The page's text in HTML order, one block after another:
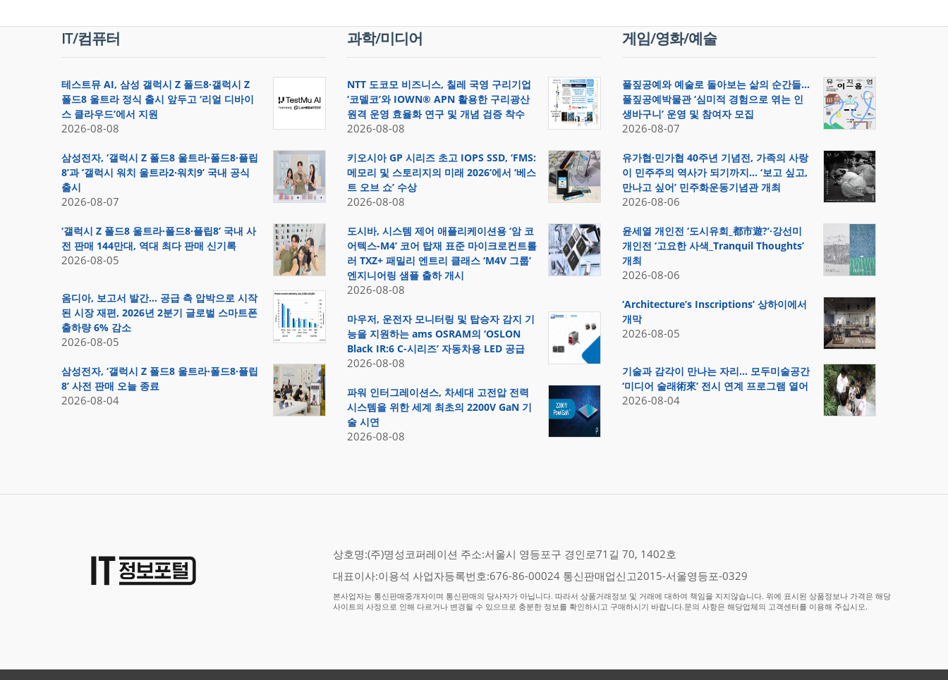
IT/컴퓨터
테스트뮤 AI, 삼성 갤럭시 Z 폴드8·갤럭시 Z
폴드8 울트라 정식 출시 앞두고 ‘리얼 디바이
스 클라우드’에서 지원
2026-08-08
삼성전자, ‘갤럭시 Z 폴드8 울트라·폴드8·플립
8’과 ‘갤럭시 워치 울트라2·워치9’ 국내 공식
출시
2026-08-07
‘갤럭시 Z 폴드8 울트라·폴드8·플립8’ 국내 사
전 판매 144만대, 역대 최다 판매 신기록
2026-08-05
옴디아, 보고서 발간… 공급 측 압박으로 시작
된 시장 재편, 2026년 2분기 글로벌 스마트폰
출하량 6% 감소
2026-08-05
삼성전자, ‘갤럭시 Z 폴드8 울트라·폴드8·플립
8’ 사전 판매 오늘 종료
2026-08-04
과학/미디어
NTT 도코모 비즈니스, 칠레 국영 구리기업
‘코델코’와 IOWN® APN 활용한 구리광산
원격 운영 효율화 연구 및 개념 검증 착수
2026-08-08
키오시아 GP 시리즈 초고 IOPS SSD, ‘FMS:
메모리 및 스토리지의 미래 2026’에서 ‘베스
트 오브 쇼’ 수상
2026-08-08
도시바, 시스템 제어 애플리케이션용 ‘암 코
어텍스-M4’ 코어 탑재 표준 마이크로컨트롤
러 TXZ+ 패밀리 엔트리 클래스 ‘M4V 그룹’
엔지니어링 샘플 출하 개시
2026-08-08
마우저, 운전자 모니터링 및 탑승자 감지 기
능을 지원하는 ams OSRAM의 ‘OSLON
Black IR:6 C-시리즈’ 자동차용 LED 공급
2026-08-08
파워 인터그레이션스, 차세대 고전압 전력
시스템을 위한 세계 최초의 2200V GaN 기
술 시연
2026-08-08
게임/영화/예술
풀짚공예와 예술로 돌아보는 삶의 순간들…
풀짚공예박물관 ‘심미적 경험으로 엮는 인
생바구니’ 운영 및 참여자 모집
2026-08-07
유가협·민가협 40주년 기념전, 가족의 사랑
이 민주주의 역사가 되기까지… ‘보고 싶고,
만나고 싶어’ 민주화운동기념관 개최
2026-08-06
윤세열 개인전 ‘도시유희_都市遊?’·강선미
개인전 ‘고요한 사색_Tranquil Thoughts’
개최
2026-08-06
‘Architecture’s Inscriptions’ 상하이에서
개막
2026-08-05
기술과 감각이 만나는 자리… 모두미술공간
‘미디어 술래術來’ 전시 연계 프로그램 열어
2026-08-04
상호명:(주)명성코퍼레이션 주소:서울시 영등포구 경인로71길 70, 1402호
대표이사:이용석 사업자등록번호:676-86-00024 통신판매업신고2015-서울영등포-0329
본사업자는 통신판매중개자이며 통신판매의 당사자가 아닙니다. 따라서 상품거래정보 및 거래에 대하여 책임을 지지않습니다. 위에 표시된 상품정보나 가격은 해당
사이트의 사정으로 인해 다르거나 변경될 수 있으므로 충분한 정보를 확인하시고 구매하시기 바랍니다.문의 사항은 해당업체의 고객센터를 이용해 주십시오.